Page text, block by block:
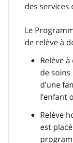
des services
Le
de relève à
Relève
de
d’une
l’enfant
Relève
est